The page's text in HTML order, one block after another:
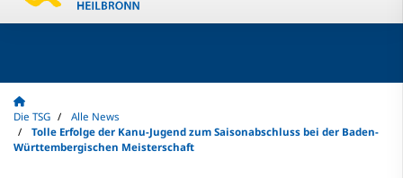
Die TSG
Alle News
Tolle Erfolge der Kanu-Jugend zum Saisonabschluss bei der Baden-
Württembergischen Meisterschaft